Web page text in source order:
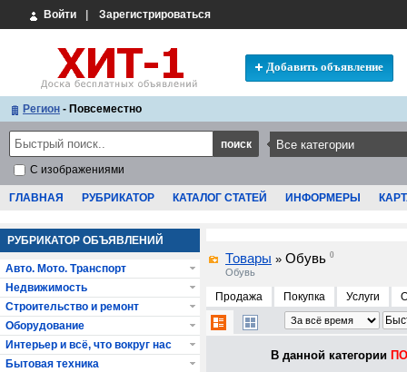
Войти Зарегистрироваться
Добавить объявление
Регион - Повсеместно
С изображениями
ГЛАВНАЯ РУБРИКАТОР КАТАЛОГ СТАТЕЙ ИНФОРМЕРЫ
Товары » Обувь 0
Обувь
Продажа Покупка Услуги
В данной категории
РУБРИКАТОР ОБЪЯВЛЕНИЙ
Авто. Мото. Транспорт
Недвижимость
Строительство и ремонт
Оборудование
Интерьер и всё, что вокруг нас
Бытовая техника